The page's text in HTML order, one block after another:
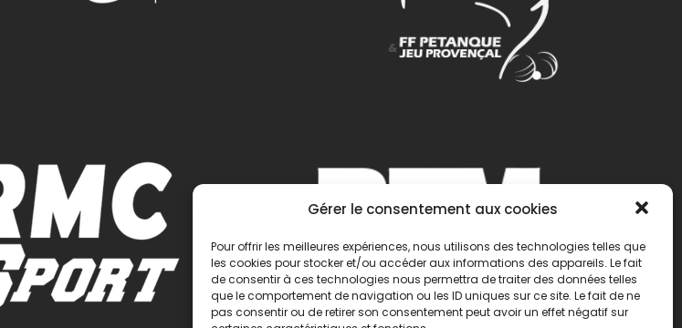
Gérer le consentement aux cookies
Pour offrir les meilleures expériences, nous utilisons des technologies telles que
les cookies pour stocker et/ou accéder aux informations des appareils. Le fait
de consentir à ces technologies nous permettra de traiter des données telles
que le comportement de navigation ou les ID uniques sur ce site. Le fait de ne
pas consentir ou de retirer son consentement peut avoir un effet négatif sur